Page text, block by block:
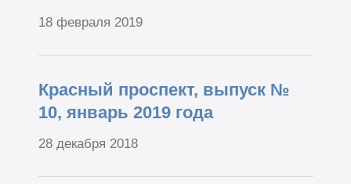
18 февраля 2019
Красный проспект, выпуск №
10, январь 2019 года
28 декабря 2018